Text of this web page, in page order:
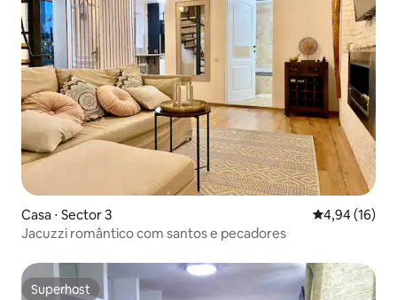
Casa ⋅ Sector 3 4,94 de uma
4,94 (16)
Jacuzzi romântico com santos e pecadores
Superhost